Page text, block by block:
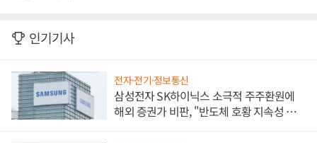
인기기사
전자·전기·정보통신
삼성전자 SK하이닉스 소극적 주주환원에
해외 증권가 비판, "반도체 호황 지속성 의